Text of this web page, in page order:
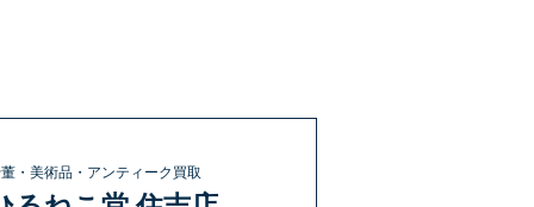
・美術品・アンティーク買取